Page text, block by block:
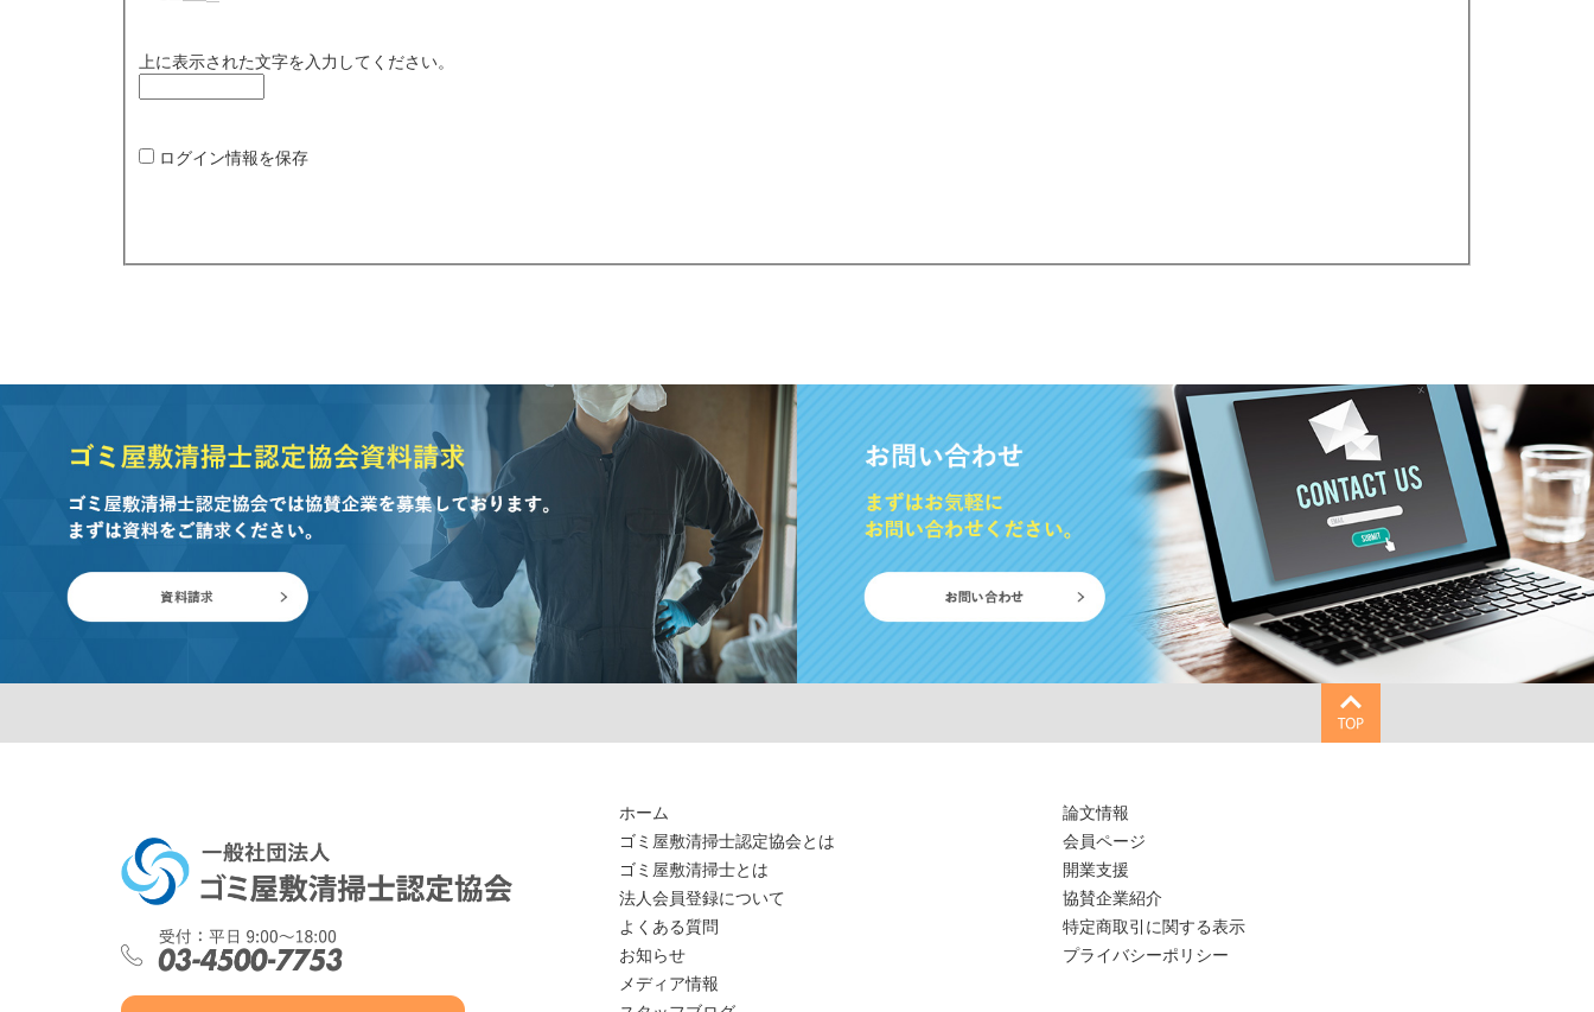
上に表示された文字を入力してください。
ログイン情報を保存
ホーム
ゴミ屋敷清掃士認定協会とは
ゴミ屋敷清掃士とは
法人会員登録について
よくある質問
お知らせ
メディア情報
論文情報
会員ページ
開業支援
協賛企業紹介
特定商取引に関する表示
プライバシーポリシー